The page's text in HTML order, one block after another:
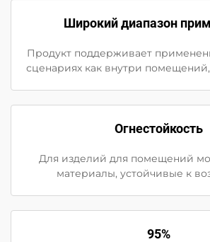
Широкий диапазон
Продукт поддерживает
сценариях как внутри
Огнестойкость
Для изделий для помещений
материалы, устойчивые к
95%